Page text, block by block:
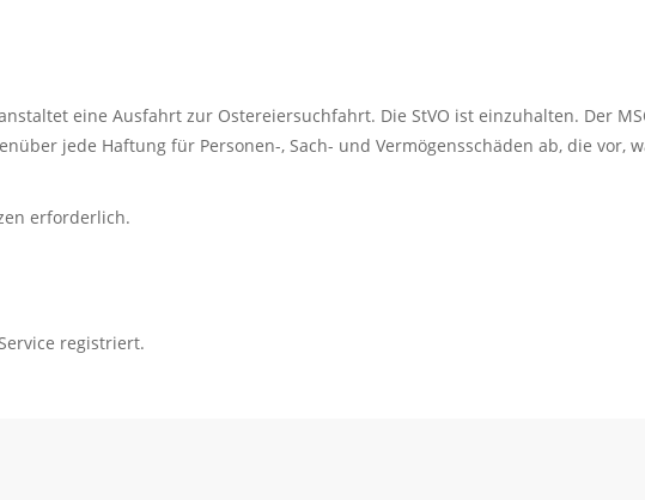
eine Ausfahrt zur Ostereiersuchfahrt. Die StVO ist einzuhalten. Der
jede Haftung für Personen-, Sach- und Vermögensschäden ab, die vor,
erforderlich.
registriert.